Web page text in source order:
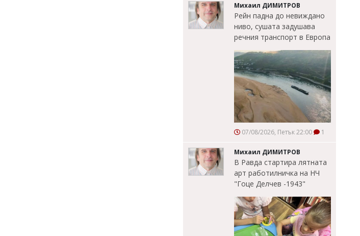
Михаил ДИМИТРОВ
Рейн падна до невиждано
ниво, сушата задушава
речния транспорт в Европа
07/08/2026, Петък 22:00 1
Михаил ДИМИТРОВ
В Равда стартира лятната
арт работилничка на НЧ
"Гоце Делчев -1943"